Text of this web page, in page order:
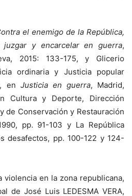
el enemigo de la República,
y encarcelar en guerra,
2015: 133-175, y Glicerio
ordinaria y Justicia popular
en Justicia en guerra, Madrid,
Cultura y Deporte, Dirección
de Conservación y Restauración
pp. 91-103 y La República
desafectos, pp. 100-122 y 124-
violencia en la zona republicana,
de José Luis LEDESMA VERA,